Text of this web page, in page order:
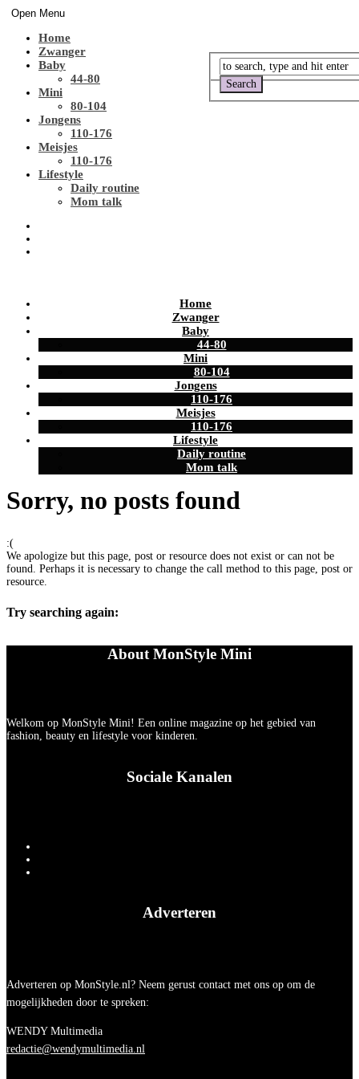
Open Menu
Home
Zwanger
Baby
44-80
Mini
80-104
Jongens
110-176
Meisjes
110-176
Lifestyle
Daily routine
Mom talk
Home
Zwanger
Baby
44-80
Mini
80-104
Jongens
110-176
Meisjes
110-176
Lifestyle
Daily routine
Mom talk
Sorry, no posts found
:(
We apologize but this page, post or resource does not exist or can not be
found. Perhaps it is necessary to change the call method to this page, post or
resource.
Try searching again:
About MonStyle Mini
Welkom op MonStyle Mini! Een online magazine op het gebied van
fashion, beauty en lifestyle voor kinderen.
Sociale Kanalen
Adverteren
Adverteren op MonStyle.nl? Neem gerust contact met ons op om de
mogelijkheden door te spreken:
WENDY Multimedia
redactie@wendymultimedia.nl